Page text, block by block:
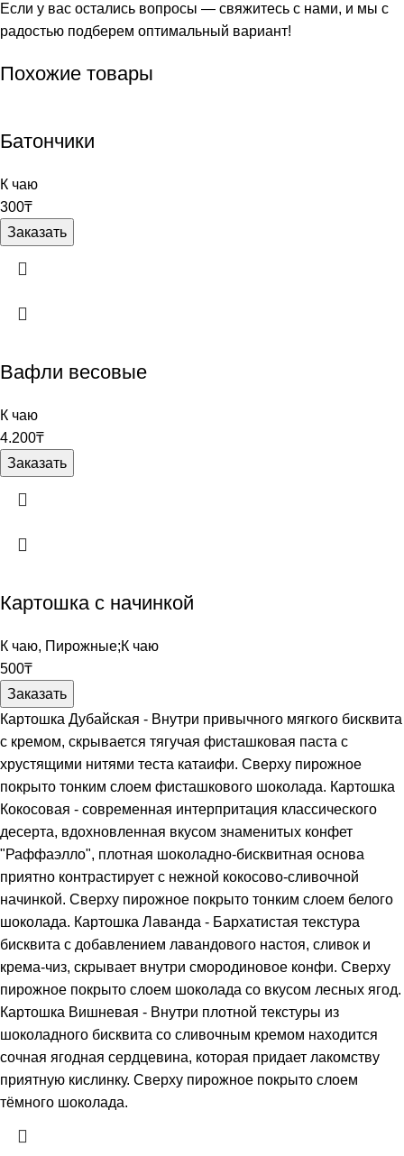
Если у вас остались вопросы — свяжитесь с нами, и мы с
радостью подберем оптимальный вариант!
Похожие товары
Батончики
К чаю
300₸
Заказать
Вафли весовые
К чаю
4.200₸
Заказать
Картошка с начинкой
К чаю, Пирожные;К чаю
500₸
Заказать
Картошка Дубайская - Внутри привычного мягкого бисквита
с кремом, скрывается тягучая фисташковая паста с
хрустящими нитями теста катаифи. Сверху пирожное
покрыто тонким слоем фисташкового шоколада. Картошка
Кокосовая - современная интерпритация классического
десерта, вдохновленная вкусом знаменитых конфет
"Раффаэлло", плотная шоколадно-бисквитная основа
приятно контрастирует с нежной кокосово-сливочной
начинкой. Сверху пирожное покрыто тонким слоем белого
шоколада. Картошка Лаванда - Бархатистая текстура
бисквита с добавлением лавандового настоя, сливок и
крема-чиз, скрывает внутри смородиновое конфи. Сверху
пирожное покрыто слоем шоколада со вкусом лесных ягод.
Картошка Вишневая - Внутри плотной текстуры из
шоколадного бисквита со сливочным кремом находится
сочная ягодная сердцевина, которая придает лакомству
приятную кислинку. Сверху пирожное покрыто слоем
тёмного шоколада.